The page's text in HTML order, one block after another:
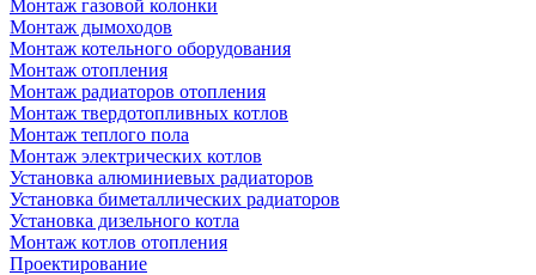
Монтаж газовой колонки
Монтаж дымоходов
Монтаж котельного оборудования
Монтаж отопления
Монтаж радиаторов отопления
Монтаж твердотопливных котлов
Монтаж теплого пола
Монтаж электрических котлов
Установка алюминиевых радиаторов
Установка биметаллических радиаторов
Установка дизельного котла
Монтаж котлов отопления
Проектирование